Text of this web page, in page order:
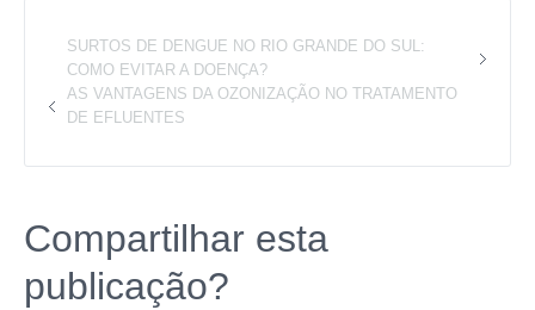
SURTOS DE DENGUE NO RIO GRANDE DO SUL:
COMO EVITAR A DOENÇA?
AS VANTAGENS DA OZONIZAÇÃO NO TRATAMENTO
DE EFLUENTES
Compartilhar esta
publicação?